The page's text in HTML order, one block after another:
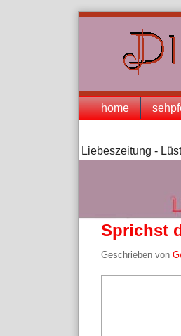
Navigation
home
Liebeszeitung -
Sprichst
Geschrieben von